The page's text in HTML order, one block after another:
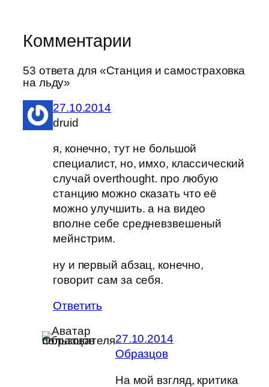
Комментарии
53 ответа для «Станция и самостраховка
на льду»
27.10.2014
druid
я, конечно, тут не большой
специалист, но, имхо, классический
случай overthought. про любую
станцию можно сказать что её
можно улучшить. а на видео
вполне себе средневзвешеный
мейнстрим.
ну и первый абзац, конечно,
говорит сам за себя.
Ответить
27.10.2014
Образцов
На мой взгляд, критика